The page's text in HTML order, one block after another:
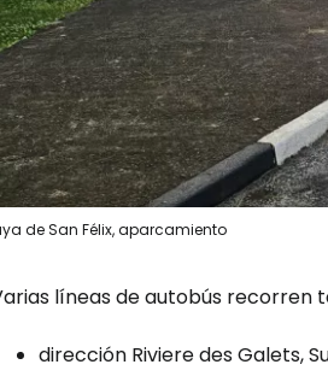
de San Félix, aparcamiento
líneas de autobús recorren
dirección Riviere des Galets,